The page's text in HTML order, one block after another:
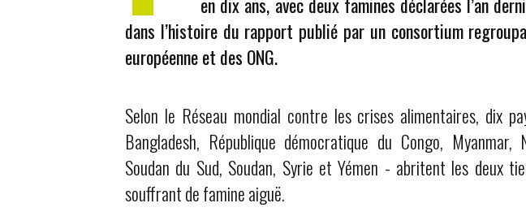
en dix ans, avec deux famines déclarées l’an
dans l’histoire du rapport publié par un consortium
européenne et des ONG.
Selon le Réseau mondial contre les crises alimentaires, dix
Bangladesh, République démocratique du Congo, Myanmar,
Soudan du Sud, Soudan, Syrie et Yémen - abritent les deux
souffrant de famine aiguë.